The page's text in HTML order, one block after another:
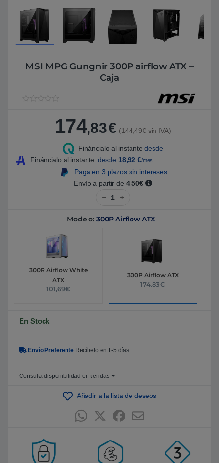
MSI MPG Gungnir 300P airflow ATX –
Caja
o
5
a
n
l
174,83€ (144,49€ sin IVA)
Fináncialo al instante desde
Fináncialo al instante desde 18,92 €/mes
Paga en 3 plazos sin intereses
Envío a partir de 4,50€
Modelo: 300P Airflow ATX
300R Airflow White
ATX
101,69€
300P Airflow ATX
174,83€
En Stock
Envío Preferente Recíbelo en 1-5 días
Consulta disponibilidad en tiendas
Añadir a la lista de deseos